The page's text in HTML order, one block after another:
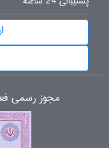
مجوز رسمی